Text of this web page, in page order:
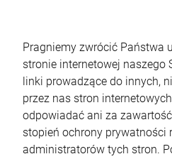
Pragniemy zwrócić Państwa
stronie internetowej naszego
linki prowadzące do innych,
przez nas stron
odpowiadać ani za
stopień ochrony prywatności
administratorów tych stron.